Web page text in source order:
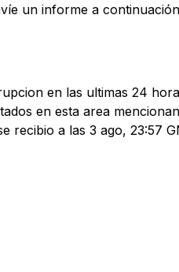
un informe a
en las ultimas 24
en esta area
recibio a las 3 ago, 23:57